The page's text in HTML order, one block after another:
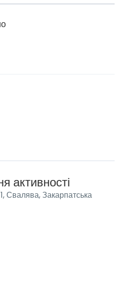
активності
Свалява, Закарпатська